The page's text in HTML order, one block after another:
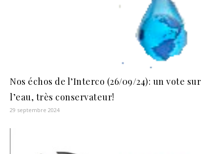
Nos échos de l’Interco (26/09/24): un vote sur
l’eau, très conservateur!
29 septembre 2024